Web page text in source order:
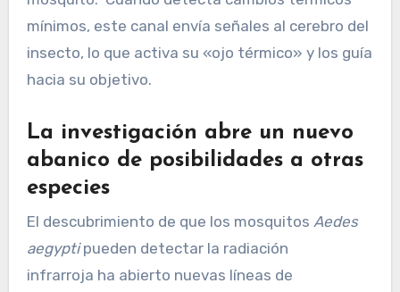
mínimos, este canal envía señales al cerebro del
insecto, lo que activa su «ojo térmico» y los guía
hacia su objetivo.
La investigación abre un nuevo
abanico de posibilidades a otras
especies
El descubrimiento de que los mosquitos Aedes
aegyptipueden detectar la radiación
infrarroja ha abierto nuevas líneas de